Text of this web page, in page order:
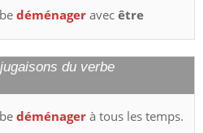
déménageravecêtre
du verbe
déménagerà tous les temps.